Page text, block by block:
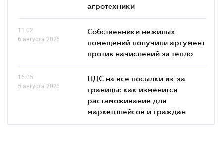
агротехники
11.02
6 августа 2026
Собственники нежилых
помещений получили аргумент
против начислений за тепло
16.05
5 августа 2026
НДС на все посылки из-за
границы: как изменится
растаможивание для
маркетплейсов и граждан